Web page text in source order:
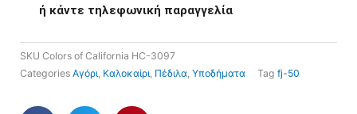
ή κάντε τηλεφωνική παραγγελία
SKU Colors of California HC-3097
Categories Αγόρι Καλοκαίρι Πέδιλα Υποδήματα Tag fj-50